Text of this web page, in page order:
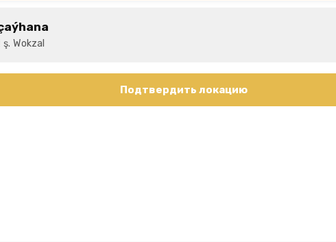
Wokzal
Подтвердить локацию